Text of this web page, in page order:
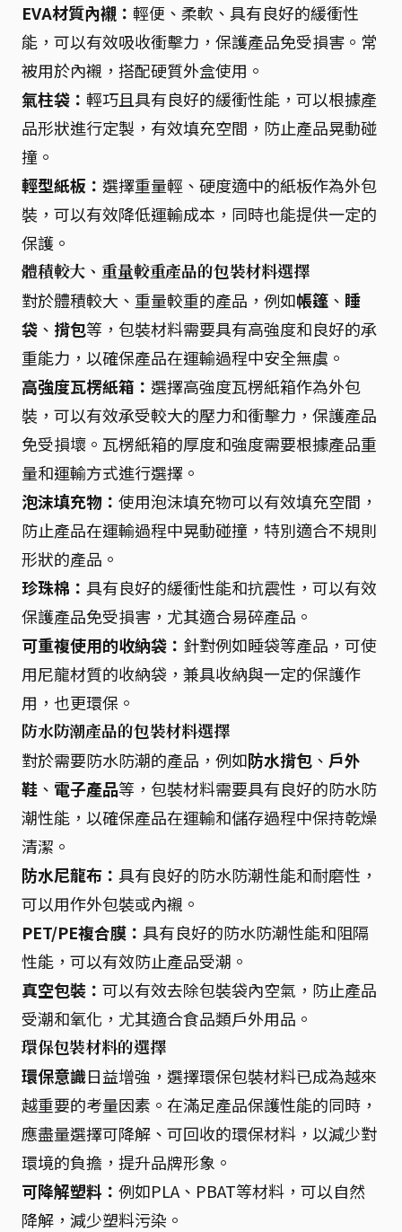
EVA材質內襯： 輕便、柔軟、具有良好的緩衝性
能，可以有效吸收衝擊力，保護產品免受損害。常
被用於內襯，搭配硬質外盒使用。
氣柱袋： 輕巧且具有良好的緩衝性能，可以根據產
品形狀進行定製，有效填充空間，防止產品晃動碰
撞。
輕型紙板： 選擇重量輕、硬度適中的紙板作為外包
裝，可以有效降低運輸成本，同時也能提供一定的
保護。
體積較大、重量較重產品的包裝材料選擇
對於體積較大、重量較重的產品，例如帳篷 、 睡
袋 、 揹包等，包裝材料需要具有高強度和良好的承
重能力，以確保產品在運輸過程中安全無虞。
高強度瓦楞紙箱： 選擇高強度瓦楞紙箱作為外包
裝，可以有效承受較大的壓力和衝擊力，保護產品
免受損壞。瓦楞紙箱的厚度和強度需要根據產品重
量和運輸方式進行選擇。
泡沫填充物： 使用泡沫填充物可以有效填充空間，
防止產品在運輸過程中晃動碰撞，特別適合不規則
形狀的產品。
珍珠棉： 具有良好的緩衝性能和抗震性，可以有效
保護產品免受損害，尤其適合易碎產品。
可重複使用的收納袋： 針對例如睡袋等產品，可使
用尼龍材質的收納袋，兼具收納與一定的保護作
用，也更環保。
防水防潮產品的包裝材料選擇
對於需要防水防潮的產品，例如防水揹包 、 戶外
鞋 、 電子產品等，包裝材料需要具有良好的防水防
潮性能，以確保產品在運輸和儲存過程中保持乾燥
清潔。
防水尼龍布： 具有良好的防水防潮性能和耐磨性，
可以用作外包裝或內襯。
PET/PE複合膜： 具有良好的防水防潮性能和阻隔
性能，可以有效防止產品受潮。
真空包裝： 可以有效去除包裝袋內空氣，防止產品
受潮和氧化，尤其適合食品類戶外用品。
環保包裝材料的選擇
環保意識日益增強，選擇環保包裝材料已成為越來
越重要的考量因素。在滿足產品保護性能的同時，
應盡量選擇可降解、可回收的環保材料，以減少對
環境的負擔，提升品牌形象。
可降解塑料： 例如PLA、PBAT等材料，可以自然
降解，減少塑料污染。